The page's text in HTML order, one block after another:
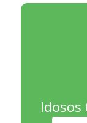
Idosos